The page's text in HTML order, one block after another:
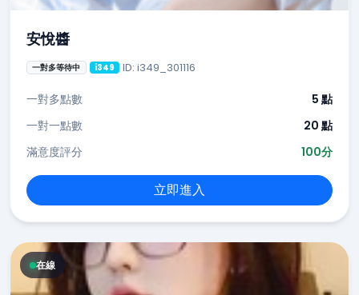
安悅醬
一對多等待中 i349 ID: i349_301116
一對多點數
5 點
一對一點數
20 點
滿意度評分
100分
立即進入
在線